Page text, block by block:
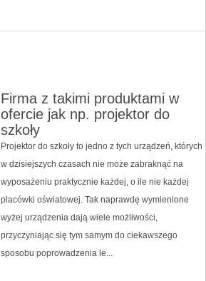
Firma z takimi produktami w
ofercie jak np. projektor do
szkoły
Projektor do szkoły to jedno z tych urządzeń, których
w dzisiejszych czasach nie może zabraknąć na
wyposażeniu praktycznie każdej, o ile nie każdej
placówki oświatowej. Tak naprawdę wymienione
wyżej urządzenia dają wiele możliwości,
przyczyniając się tym samym do ciekawszego
sposobu poprowadzenia le...